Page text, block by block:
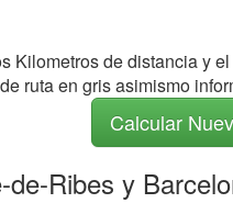
Kilometros de distancia y
ruta en gris asimismo
Calcular
Ribes y